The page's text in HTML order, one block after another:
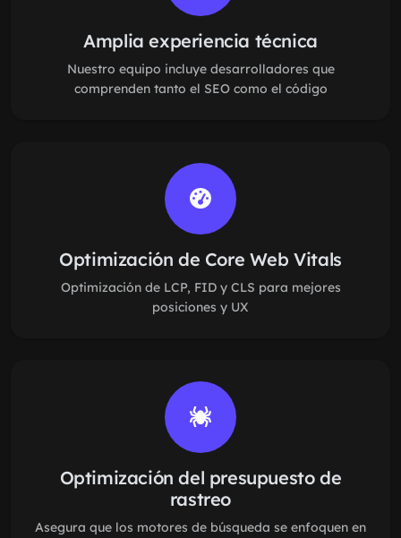
Amplia experiencia técnica
Nuestro equipo incluye desarrolladores que
comprenden tanto el SEO como el código
Optimización de Core Web Vitals
Optimización de LCP, FID y CLS para mejores
posiciones y UX
Optimización del presupuesto de
rastreo
Asegura que los motores de búsqueda se enfoquen en